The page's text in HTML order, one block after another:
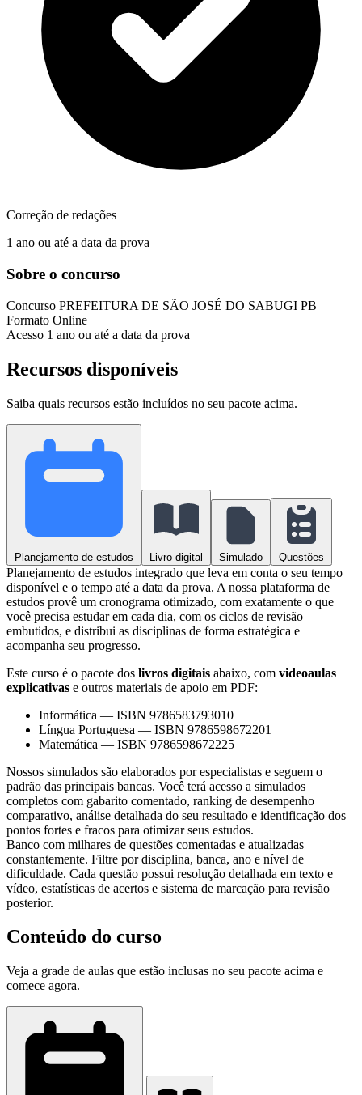
Correção de redações
1 ano ou até a data da prova
Sobre o concurso
Concurso PREFEITURA DE SÃO JOSÉ DO SABUGI PB
Formato Online
Acesso 1 ano ou até a data da prova
Recursos disponíveis
Saiba quais recursos estão incluídos no seu pacote acima.
Planejamento de estudos Livro digital Simulado Questões
Planejamento de estudos integrado que leva em conta o seu tempo
disponível e o tempo até a data da prova. A nossa plataforma de
estudos provê um cronograma otimizado, com exatamente o que
você precisa estudar em cada dia, com os ciclos de revisão
embutidos, e distribui as disciplinas de forma estratégica e
acompanha seu progresso.
Este curso é o pacote dos livros digitais abaixo, com videoaulas
explicativas e outros materiais de apoio em PDF:
Informática — ISBN 9786583793010
Língua Portuguesa — ISBN 9786598672201
Matemática — ISBN 9786598672225
Nossos simulados são elaborados por especialistas e seguem o
padrão das principais bancas. Você terá acesso a simulados
completos com gabarito comentado, ranking de desempenho
comparativo, análise detalhada do seu resultado e identificação dos
pontos fortes e fracos para otimizar seus estudos.
Banco com milhares de questões comentadas e atualizadas
constantemente. Filtre por disciplina, banca, ano e nível de
dificuldade. Cada questão possui resolução detalhada em texto e
vídeo, estatísticas de acertos e sistema de marcação para revisão
posterior.
Conteúdo do curso
Veja a grade de aulas que estão inclusas no seu pacote acima e
comece agora.